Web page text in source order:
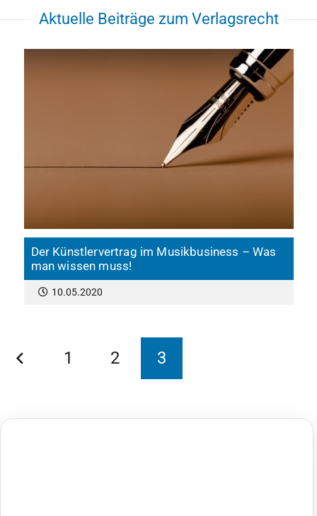
Aktuelle Beiträge zum Verlagsrecht
Der Künstlervertrag im Musikbusiness – Was
man wissen muss!
10.05.2020
1 2 3